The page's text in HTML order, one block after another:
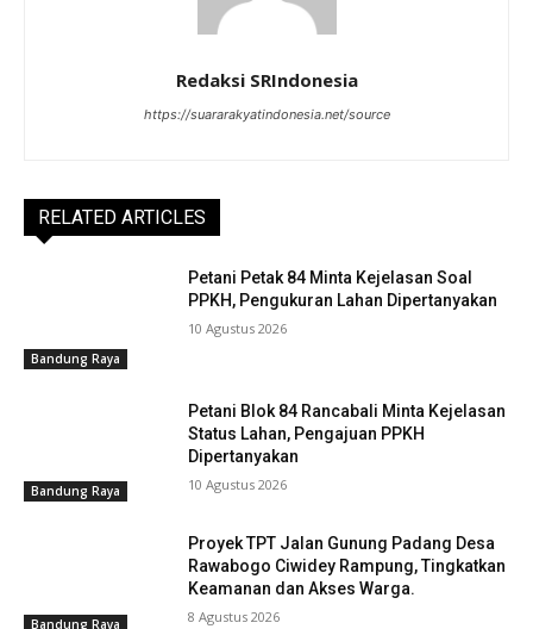
Redaksi SRIndonesia
https://suararakyatindonesia.net/source
RELATED ARTICLES
Bandung Raya
Petani Petak 84 Minta Kejelasan Soal
PPKH, Pengukuran Lahan Dipertanyakan
10 Agustus 2026
Bandung Raya
Petani Blok 84 Rancabali Minta Kejelasan
Status Lahan, Pengajuan PPKH
Dipertanyakan
10 Agustus 2026
Bandung Raya
Proyek TPT Jalan Gunung Padang Desa
Rawabogo Ciwidey Rampung, Tingkatkan
Keamanan dan Akses Warga.
8 Agustus 2026